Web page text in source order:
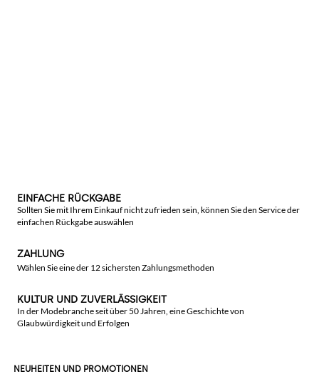
EINFACHE RÜCKGABE
Sollten Sie mit Ihrem Einkauf nicht zufrieden sein, können Sie den Service der
einfachen Rückgabe auswählen
ZAHLUNG
Wählen Sie eine der 12 sichersten Zahlungsmethoden
KULTUR UND ZUVERLÄSSIGKEIT
In der Modebranche seit über 50 Jahren, eine Geschichte von
Glaubwürdigkeit und Erfolgen
NEUHEITEN UND PROMOTIONEN